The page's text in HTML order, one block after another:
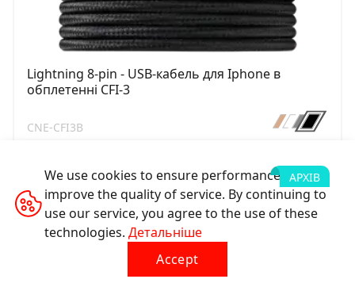
Lightning 8-pin - USB-кабель для Iphone в
обплетеннi CFI-3
CNE-CFI3B
АРХІВ
We use cookies to ensure performance and
improve the quality of service. By continuing to
use our service, you agree to the use of these
technologies. Детальніше
Accept